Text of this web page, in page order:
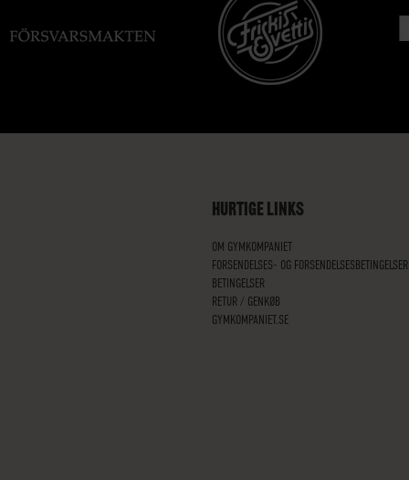
HURTIGE LINKS
OM GYMKOMPANIET
FORSENDELSES- OG FORSENDELSESBETINGELSER
BETINGELSER
RETUR / GENKØB
GYMKOMPANIET.SE